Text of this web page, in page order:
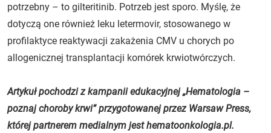
potrzebny – to gilteritinib. Potrzeb jest sporo. Myślę, że
dotyczą one również leku letermovir, stosowanego w
profilaktyce reaktywacji zakażenia CMV u chorych po
allogenicznej transplantacji komórek krwiotwórczych.
Artykuł pochodzi z kampanii edukacyjnej „Hematologia –
poznaj choroby krwi” przygotowanej przez Warsaw Press,
której partnerem medialnym jest hematoonkologia.pl.